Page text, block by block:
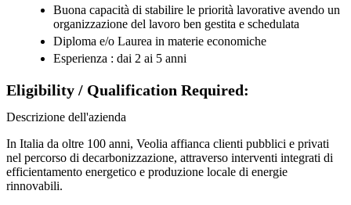
Buona capacità di stabilire le priorità lavorative avendo un
organizzazione del lavoro ben gestita e schedulata
Diploma e/o Laurea in materie economiche
Esperienza : dai 2 ai 5 anni
Eligibility / Qualification Required:
Descrizione dell'azienda
In Italia da oltre 100 anni, Veolia affianca clienti pubblici e privati
nel percorso di decarbonizzazione, attraverso interventi integrati di
efficientamento energetico e produzione locale di energie
rinnovabili.